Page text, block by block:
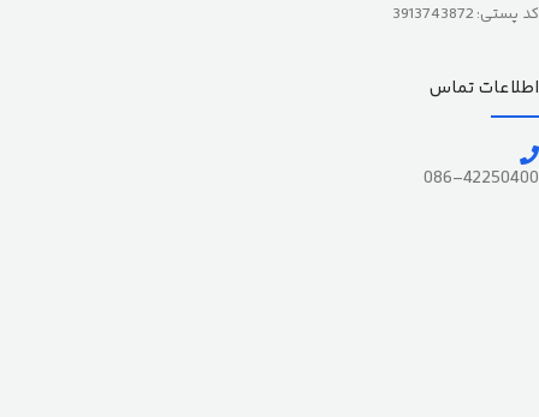
کد پستی: 3913743872
اطلاعات تماس
086-42250400